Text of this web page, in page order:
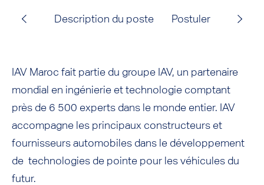
Description du poste Postuler
IAV Maroc fait partie du groupe IAV, un partenaire
mondial en ingénierie et technologie comptant
près de 6 500 experts dans le monde entier. IAV
accompagne les principaux constructeurs et
fournisseurs automobiles dans le développement
de technologies de pointe pour les véhicules du
futur.